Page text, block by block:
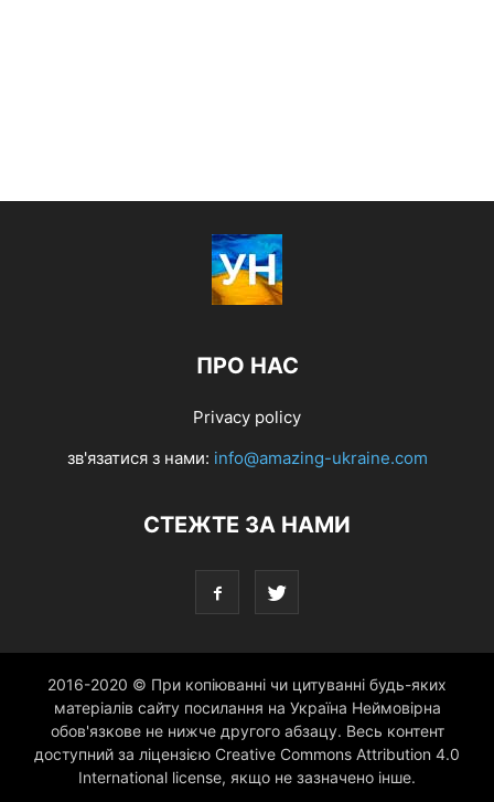
ПРО НАС
Privacy policy
зв'язатися з нами: info@amazing-ukraine.com
СТЕЖТЕ ЗА НАМИ
2016-2020 © При копіюванні чи цитуванні будь-яких
матеріалів сайту посилання на Україна Неймовірна
обов'язкове не нижче другого абзацу. Весь контент
доступний за ліцензією Creative Commons Attribution 4.0
International license, якщо не зазначено інше.